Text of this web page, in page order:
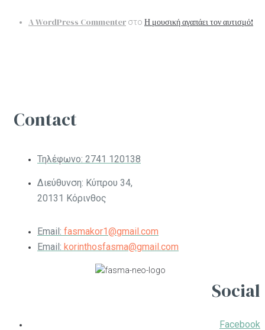
A WordPress Commenter στο Η μουσική αγαπάει τον αυτισμό!
Contact
Τηλέφωνο: 2741 120138
Διεύθυνση: Κύπρου 34,
20131 Κόρινθος
Email: fasmakor1@gmail.com
Email: korinthosfasma@gmail.com
Social
Facebook